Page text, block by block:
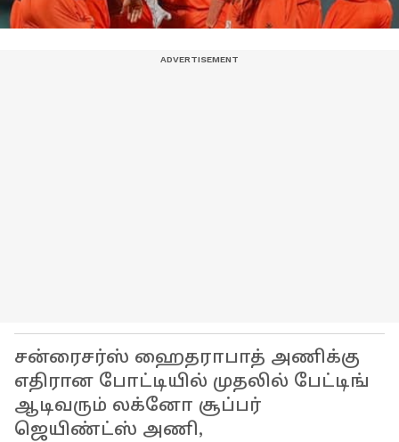
சன்ரைசர்ஸ் ஹைதராபாத் அணிக்கு
எதிரான போட்டியில் முதலில் பேட்டிங்
ஆடிவரும் லக்னோ சூப்பர்
ஜெயிண்ட்ஸ் அணி,